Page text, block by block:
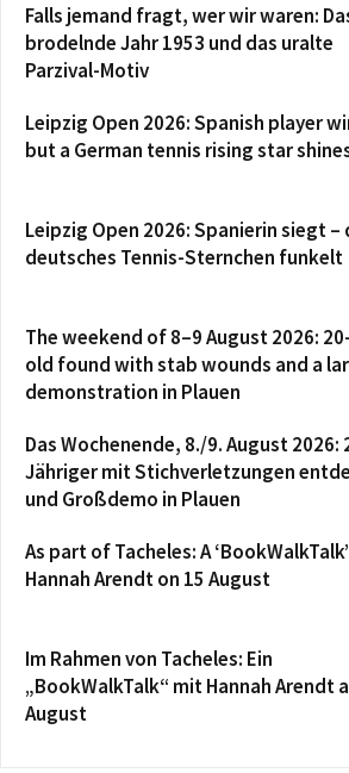
Falls jemand fragt, wer wir waren:
brodelnde Jahr 1953 und das uralte
Parzival-Motiv
Leipzig Open 2026: Spanish player
but a German tennis rising star
Leipzig Open 2026: Spanierin siegt –
deutsches Tennis-Sternchen funkelt
The weekend of 8–9 August 2026:
old found with stab wounds and a
demonstration in Plauen
Das Wochenende, 8./9. August 2026:
Jähriger mit Stichverletzungen
und Großdemo in Plauen
As part of Tacheles: A
Hannah Arendt on 15 August
Im Rahmen von Tacheles: Ein
„BookWalkTalk“ mit Hannah Arendt
August